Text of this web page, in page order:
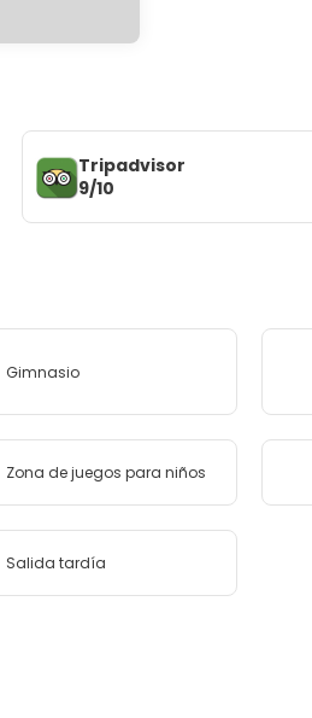
Tripadvisor
9/10
Gimnasio
Zona de juegos para niños
Salida tardía